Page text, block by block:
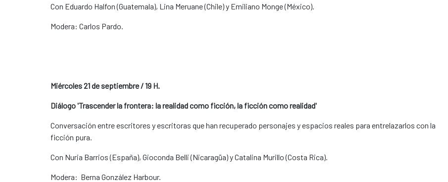
Con Eduardo Halfon (Guatemala), Lina Meruane (Chile) y Emiliano Monge (México).
Modera: Carlos Pardo.
Miércoles 21 de septiembre / 19 H.
Diálogo 'Trascender la frontera: la realidad como ficción, la ficción como realidad'
Conversación entre escritores y escritoras que han recuperado personajes y espacios reales para entrelazarlos con la
ficción pura.
Con Nuria Barrios (España), Gioconda Belli (Nicaragüa) y Catalina Murillo (Costa Rica).
Modera: Berna González Harbour.